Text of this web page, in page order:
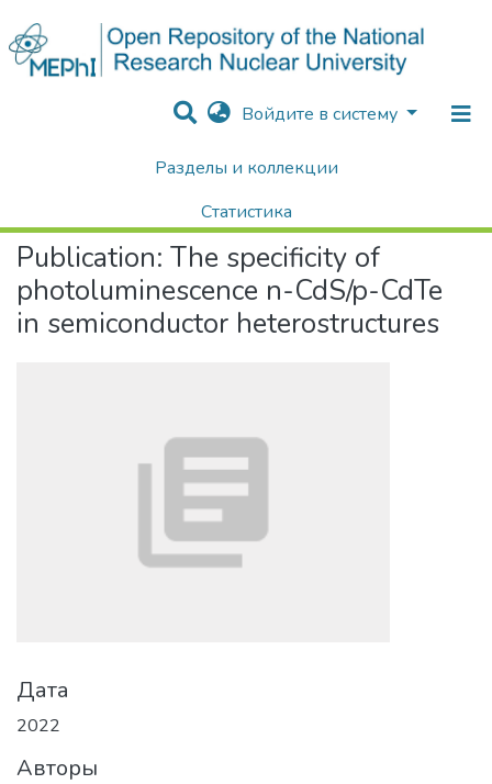
Войдите в систему
Разделы и коллекции
Статистика
Поиск
Научные публикации / Препринты
Publication: The specificity of
photoluminescence n-CdS/p-CdTe
in semiconductor heterostructures
Дата
2022
Авторы